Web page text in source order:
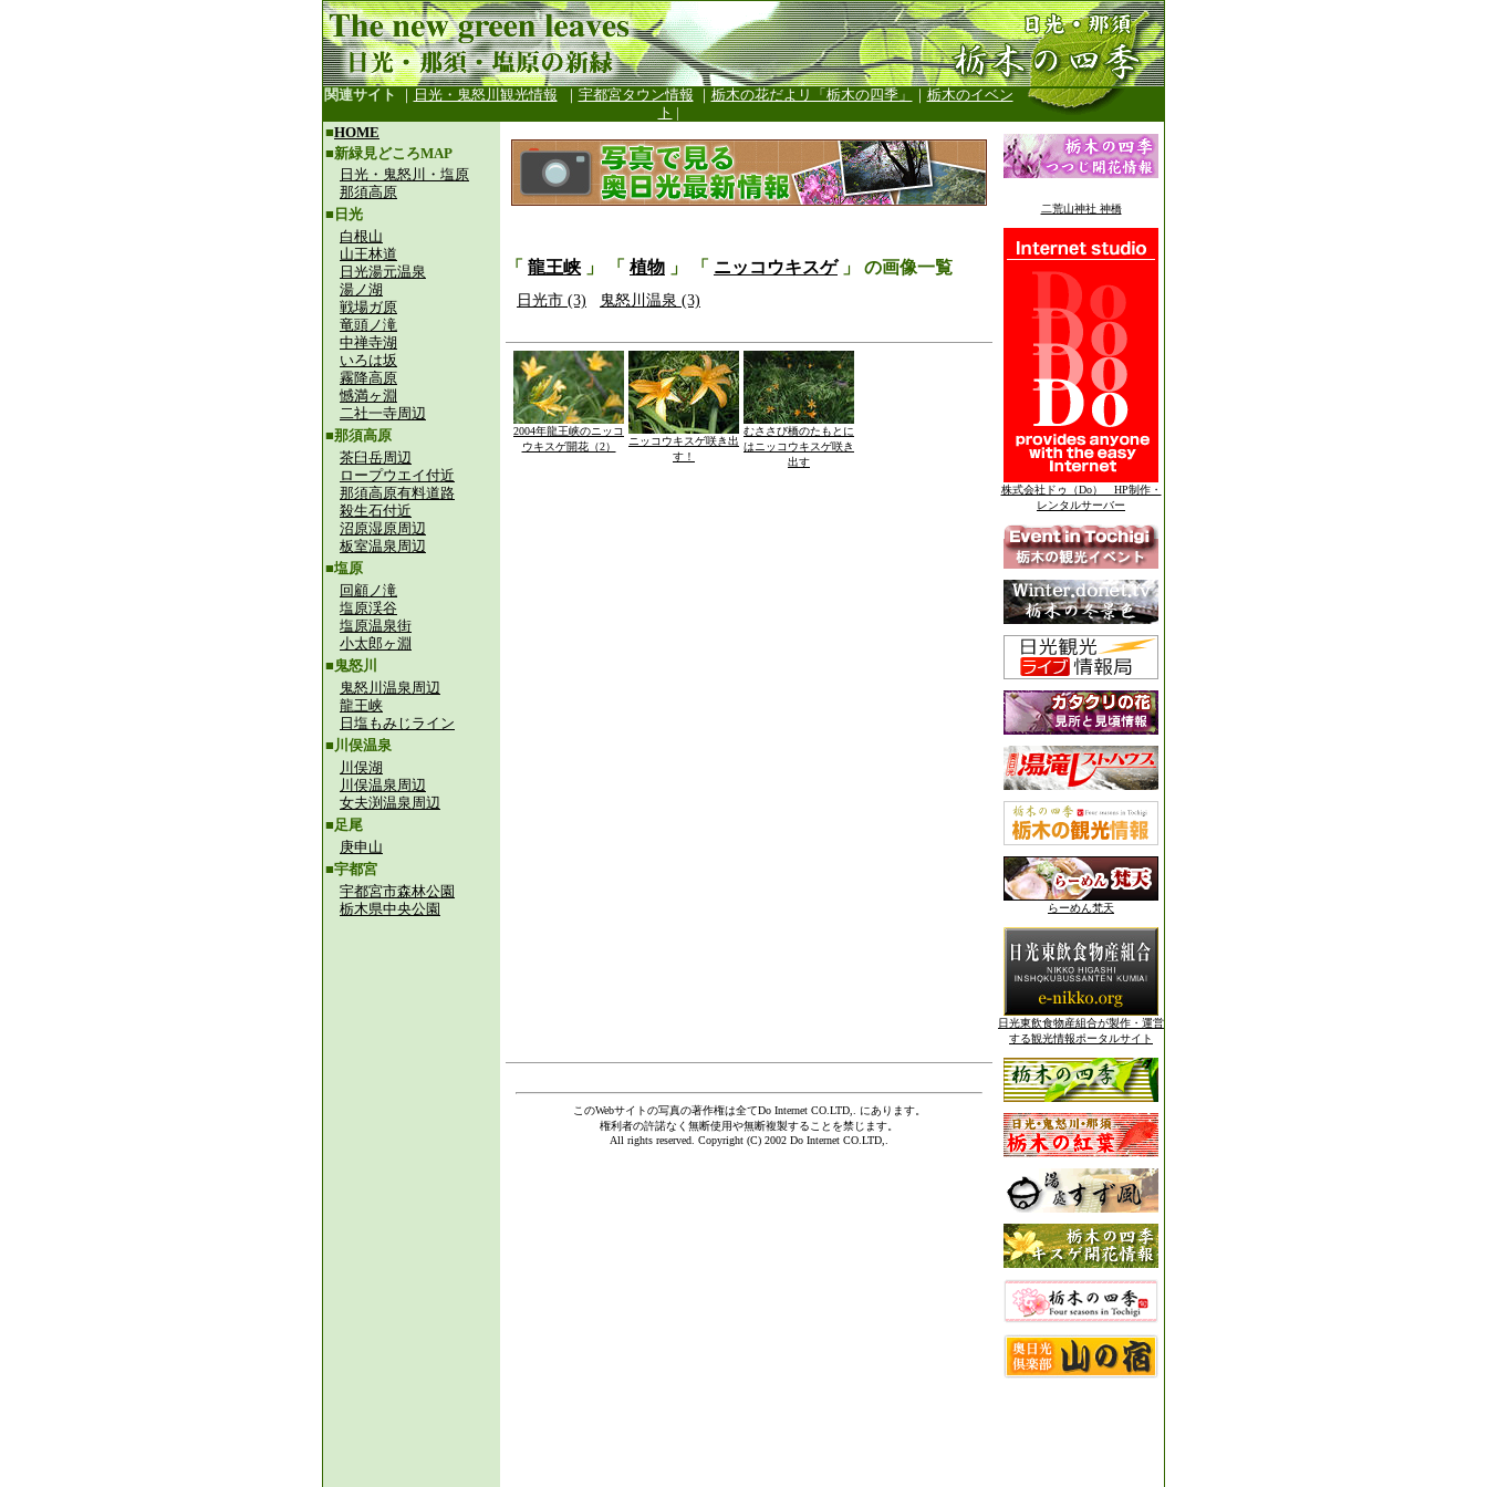
関連サイト ｜ 日光・鬼怒川観光情報 ｜ 宇都宮タウン情報 ｜ 栃木の花だよリ「栃木の四季」 ｜ 栃木のイベン
ト |
■HOME
■新緑見どころMAP
日光・鬼怒川・塩原
那須高原
■日光
白根山
山王林道
日光湯元温泉
湯ノ湖
戦場ガ原
竜頭ノ滝
中禅寺湖
いろは坂
霧降高原
憾満ヶ淵
二社一寺周辺
■那須高原
茶臼岳周辺
ロープウエイ付近
那須高原有料道路
殺生石付近
沼原湿原周辺
板室温泉周辺
■塩原
回顧ノ滝
塩原渓谷
塩原温泉街
小太郎ヶ淵
■鬼怒川
鬼怒川温泉周辺
龍王峡
日塩もみじライン
■川俣温泉
川俣湖
川俣温泉周辺
女夫渕温泉周辺
■足尾
庚申山
■宇都宮
宇都宮市森林公園
栃木県中央公園
「 龍王峡 」 「 植物 」 「 ニッコウキスゲ」 の画像一覧
日光市 (3) 鬼怒川温泉 (3)
2004年龍王峡のニッコ
ウキスゲ開花（2）
ニッコウキスゲ咲き出
す！
むささび橋のたもとに
はニッコウキスゲ咲き
出す
このWebサイトの写真の著作権は全てDo Internet CO.LTD,.
にあります。
権利者の許諾なく無断使用や無断複製することを禁じます。
All rights reserved. Copyright (C) 2002 Do Internet CO.LTD,.
二荒山神社 神橋
株式会社ドゥ（Do） HP制作・
レンタルサーバー
らーめん梵天
日光東飲食物産組合が製作・運営
する観光情報ポータルサイト